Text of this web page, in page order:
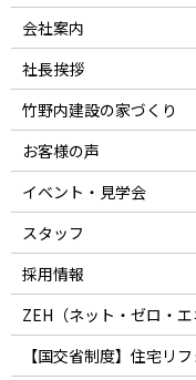
会社案内
社長挨拶
竹野内建設の家づくり
お客様の声
イベント・見学会
スタッフ
採用情報
ZEH（ネット・ゼロ・エ
【国交省制度】住宅リ